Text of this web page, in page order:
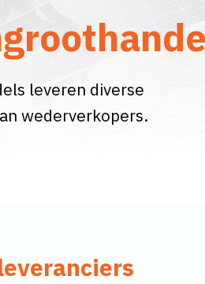
leveren diverse
wederverkopers.